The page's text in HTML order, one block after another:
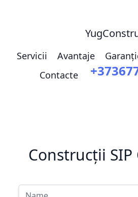
Servicii Avantaje
Contacte
Construcții SIP